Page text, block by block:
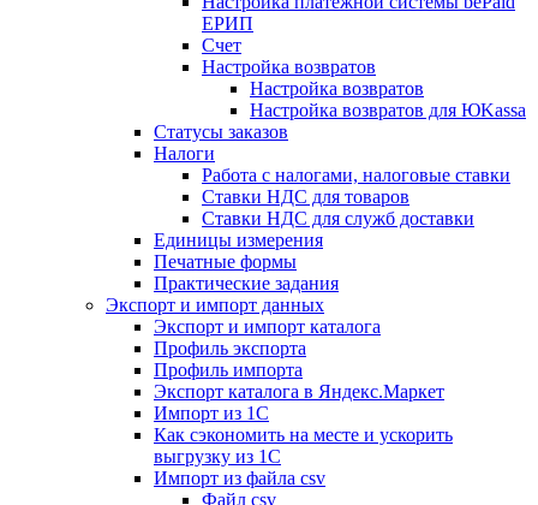
ЕРИП
Счет
Настройка возвратов
Настройка возвратов
Настройка возвратов для ЮKassa
Статусы заказов
Налоги
Работа с налогами, налоговые ставки
Ставки НДС для товаров
Ставки НДС для служб доставки
Единицы измерения
Печатные формы
Практические задания
Экспорт и импорт данных
Экспорт и импорт каталога
Профиль экспорта
Профиль импорта
Экспорт каталога в Яндекс.Маркет
Импорт из 1С
Как сэкономить на месте и ускорить
выгрузку из 1С
Импорт из файла csv
Файл csv